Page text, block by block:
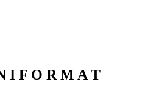
I F O R M A T